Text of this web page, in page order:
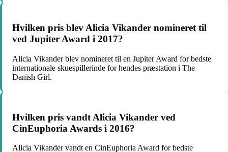
Hvilken pris blev Alicia Vikander nomineret til
ved Jupiter Award i 2017?
Alicia Vikander blev nomineret til en Jupiter Award for bedste
internationale skuespillerinde for hendes præstation i The
Danish Girl.
Hvilken pris vandt Alicia Vikander ved
CinEuphoria Awards i 2016?
Alicia Vikander vandt en CinEuphoria Award for bedste